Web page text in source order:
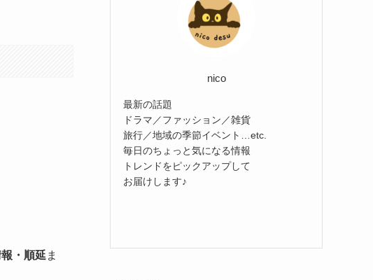
・順延 ま
nico
最新の話題
ドラマ／ファッション／雑貨
旅行／地域の季節イベント…etc.
毎日のちょっと気になる情報
トレンドをピックアップして
お届けします♪